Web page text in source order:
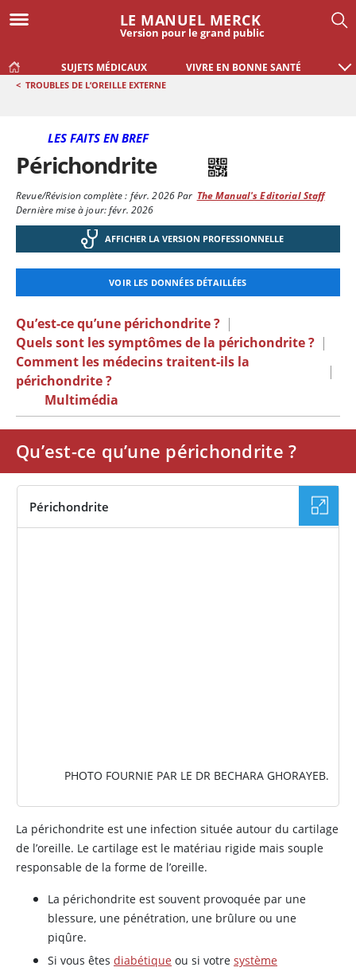
LE MANUEL MERCK
Version pour le grand public
SUJETS MÉDICAUX VIVRE EN BONNE SANTÉ
< TROUBLES DE L’OREILLE EXTERNE
LES FAITS EN BREF
Périchondrite
Revue/Révision complète : févr. 2026Par The Manual's Editorial Staff
Dernière mise à jour: févr. 2026
AFFICHER LA VERSION PROFESSIONNELLE
VOIR LES DONNÉES DÉTAILLÉES
Qu’est-ce qu’une périchondrite ? |
Quels sont les symptômes de la périchondrite ? |
Comment les médecins traitent-ils la
périchondrite ?
|
Multimédia
Qu’est-ce qu’une périchondrite ?
Périchondrite
PHOTO FOURNIE PAR LE DR BECHARA GHORAYEB.
La périchondrite est une infection située autour du cartilage
de l’oreille. Le cartilage est le matériau rigide mais souple
responsable de la forme de l’oreille.
La périchondrite est souvent provoquée par une
blessure, une pénétration, une brûlure ou une
piqûre.
Si vous êtes diabétique ou si votre système